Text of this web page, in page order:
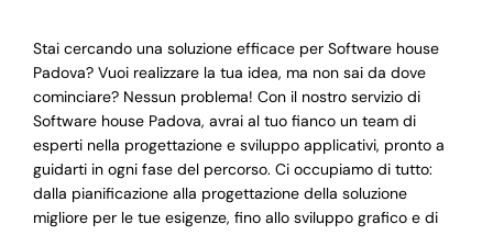
Stai cercando una soluzione efficace per Software house
Padova? Vuoi realizzare la tua idea, ma non sai da dove
cominciare? Nessun problema! Con il nostro servizio di
Software house Padova, avrai al tuo fianco un team di
esperti nella progettazione e sviluppo applicativi, pronto a
guidarti in ogni fase del percorso. Ci occupiamo di tutto:
dalla pianificazione alla progettazione della soluzione
migliore per le tue esigenze, fino allo sviluppo grafico e di